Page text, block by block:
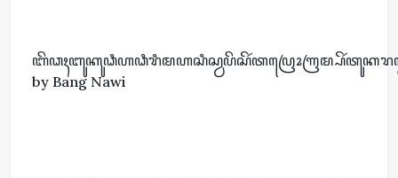
by Bang Nawi